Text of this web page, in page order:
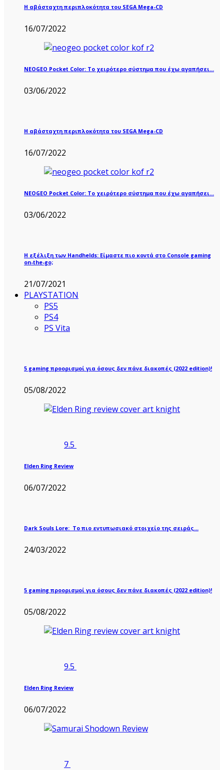
Η αβάσταχτη περιπλοκότητα του SEGA Mega-CD
16/07/2022
NEOGEO Pocket Color: Το χειρότερο σύστημα που έχω αγαπήσει…
03/06/2022
Η αβάσταχτη περιπλοκότητα του SEGA Mega-CD
16/07/2022
NEOGEO Pocket Color: Το χειρότερο σύστημα που έχω αγαπήσει…
03/06/2022
Η εξέλιξη των Handhelds: Είμαστε πιο κοντά στο Console gaming
on-the-go;
21/07/2021
PLAYSTATION
PS5
PS4
PS Vita
5 gaming προορισμοί για όσους δεν πάνε διακοπές (2022 edition)!
05/08/2022
9.5
Elden Ring Review
06/07/2022
Dark Souls Lore: Το πιο εντυπωσιακό στοιχείο της σειράς…
24/03/2022
5 gaming προορισμοί για όσους δεν πάνε διακοπές (2022 edition)!
05/08/2022
9.5
Elden Ring Review
06/07/2022
7